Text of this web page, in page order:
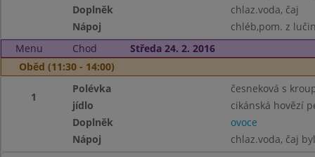
Doplněk
chlaz.voda, čaj
Nápoj
chléb,pom. z
Menu
Chod
Středa 24. 2. 2016
Oběd (11:30 - 14:00)
1
Polévka
česneková s
jídlo
cikánská hovězí
Doplněk
ovoce
Nápoj
chlaz.voda, čaj